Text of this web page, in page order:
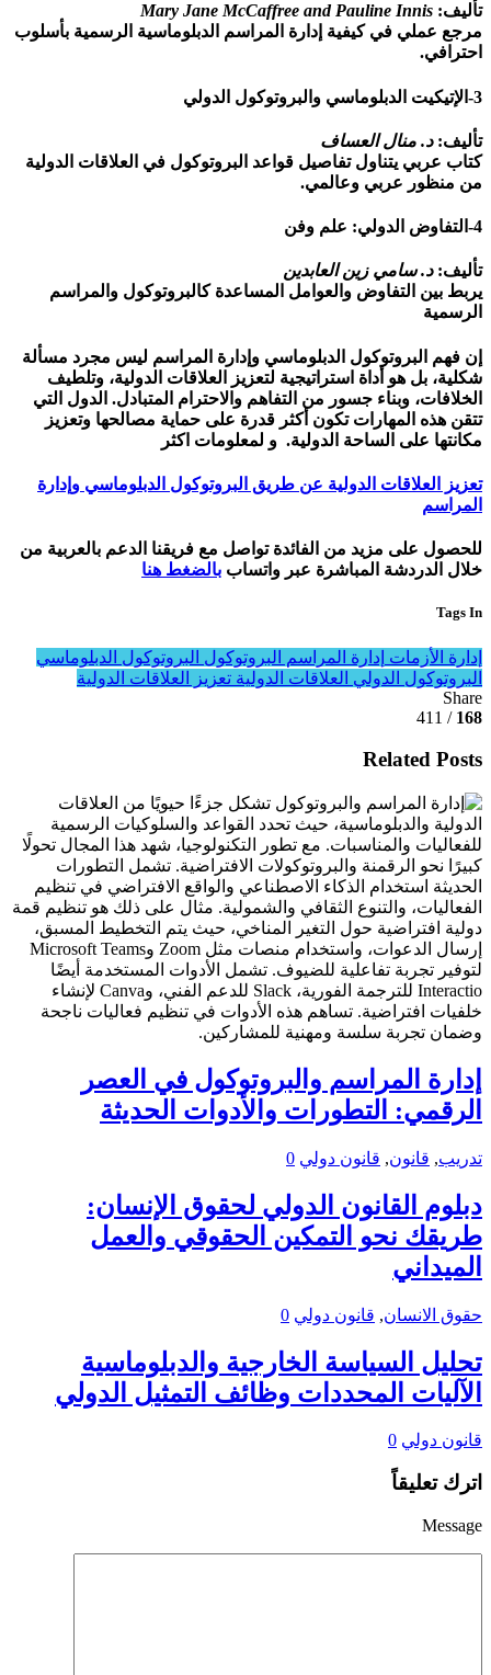
تأليف: Mary Jane McCaffree and Pauline Innis
مرجع عملي في كيفية إدارة المراسم الدبلوماسية الرسمية بأسلوب
احترافي.
3-الإتيكيت الدبلوماسي والبروتوكول الدولي
تأليف:د. منال العساف
كتاب عربي يتناول تفاصيل قواعد البروتوكول في العلاقات الدولية
من منظور عربي وعالمي.
4-التفاوض الدولي: علم وفن
تأليف:د. سامي زين العابدين
يربط بين التفاوض والعوامل المساعدة كالبروتوكول والمراسم
الرسمية
إن فهم البروتوكول الدبلوماسي وإدارة المراسم ليس مجرد مسألة
شكلية، بل هو أداة استراتيجية لتعزيز العلاقات الدولية، وتلطيف
الخلافات، وبناء جسور من التفاهم والاحترام المتبادل. الدول التي
تتقن هذه المهارات تكون أكثر قدرة على حماية مصالحها وتعزيز
مكانتها على الساحة الدولية. و لمعلومات اكثر
تعزيز العلاقات الدولية عن طريق البروتوكول الدبلوماسي وإدارة
المراسم
للحصول على مزيد من الفائدة تواصل مع فريقنا الدعم بالعربية من
خلال الدردشة المباشرة عبر واتساب بالضغط هنا
Tags In
إدارة الأزمات إدارة المراسم البروتوكول البروتوكول الدبلوماسي
البروتوكول الدولي العلاقات الدولية تعزيز العلاقات الدولية
Share
168
/ 411
Related Posts
إدارة المراسم والبروتوكول في العصر
الرقمي: التطورات والأدوات الحديثة
تدريب, قانون, قانون دولي 0
دبلوم القانون الدولي لحقوق الإنسان:
طريقك نحو التمكين الحقوقي والعمل
الميداني
حقوق الانسان, قانون دولي 0
تحليل السياسة الخارجية والدبلوماسية
الآليات المحددات وظائف التمثيل الدولي
قانون دولي 0
اترك تعليقاً
Message